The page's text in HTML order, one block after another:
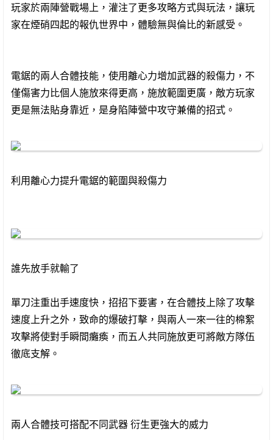
玩家於兩陣營戰場上，灌注了更多攻略方式與玩法，讓玩
家在煙硝四起的報仇世界中，體驗無與倫比的新感受。
電鋸的兩人合體技能，使用離心力增加武器的殺傷力，不
僅傷害力比個人施放來得更高，施放範圍更廣，敵方玩家
更是無法貼身靠近，是身陷陣營中攻守兼備的招式。
利用離心力提升電鋸的範圍與殺傷力
誰先放手就輸了
單刀注重出手速度快，招招下要害，在合體技上除了攻擊
速度上升之外，致命的爆破打擊，與兩人一來一往的棉絮
攻擊將使對手瞬間癱瘓，而五人共同施放更可將敵方隊伍
徹底支解。
兩人合體技可搭配不同武器 衍生更強大的威力